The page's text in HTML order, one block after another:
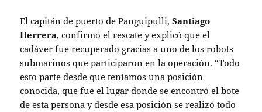
El capitán de puerto de Panguipulli,Santiago
Herrera, confirmó el rescate y explicó que el
cadáver fue recuperado gracias a uno de los robots
submarinos que participaron en la operación. “Todo
esto parte desde que teníamos una posición
conocida, que fue el lugar donde se encontró el bote
de esta persona y desde esa posición se realizó todo